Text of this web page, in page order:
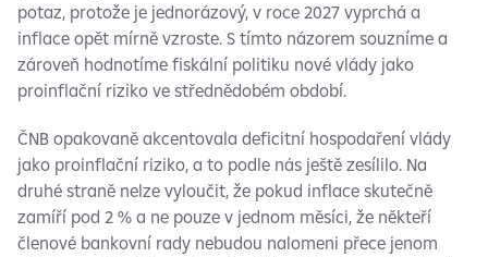
potaz, protože je jednorázový, v roce 2027 vyprchá a
inflace opět mírně vzroste. S tímto názorem souzníme a
zároveň hodnotíme fiskální politiku nové vlády jako
proinflační riziko ve střednědobém období.
ČNB opakovaně akcentovala deficitní hospodaření vlády
jako proinflační riziko, a to podle nás ještě zesílilo. Na
druhé straně nelze vyloučit, že pokud inflace skutečně
zamíří pod 2 % a ne pouze v jednom měsíci, že někteří
členové bankovní rady nebudou nalomeni přece jenom